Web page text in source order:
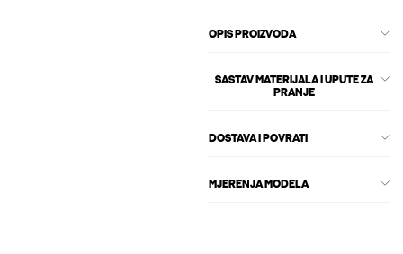
OPIS PROIZVODA
SASTAV MATERIJALA I UPUTE ZA
PRANJE
DOSTAVA I POVRATI
MJERENJA MODELA